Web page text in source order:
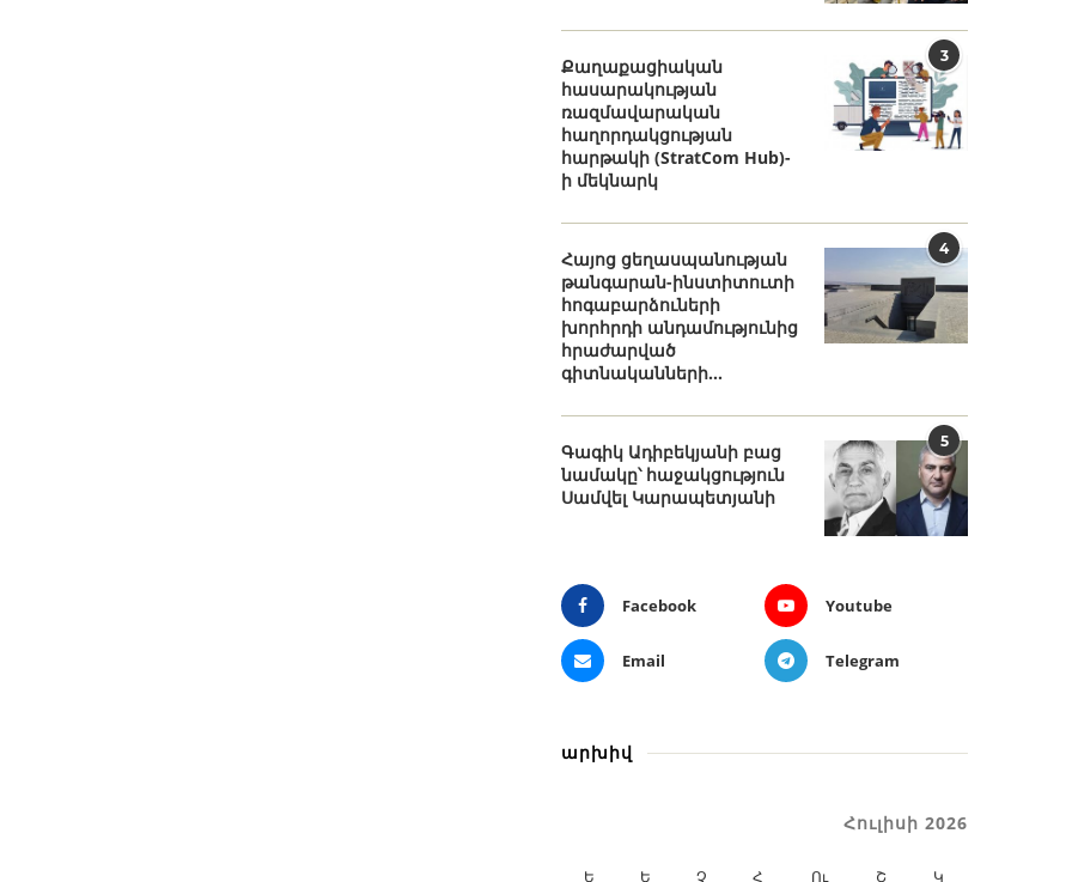
3
Քաղաքացիական
հասարակության
ռազմավարական
հաղորդակցության
հարթակի (StratCom Hub)-
ի մեկնարկ
4
Հայոց ցեղասպանության
թանգարան-ինստիտուտի
հոգաբարձուների
խորհրդի անդամությունից
հրաժարված
գիտնականների...
5
Գագիկ Ադիբեկյանի բաց
նամակը՝ հաջակցություն
Սամվել Կարապետյանի
Facebook Youtube
Email Telegram
արխիվ
Հուլիսի 2026
Ե Ե Չ Հ Ու Շ Կ